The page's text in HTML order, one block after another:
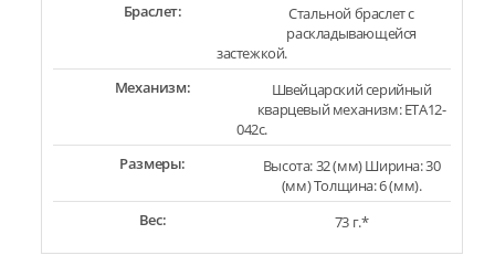
Браслет:
Стальной браслет с
раскладывающейся
застежкой.
Механизм:
Швейцарский серийный
кварцевый механизм: ETA12-
042c.
Размеры:
Высота: 32 (мм) Ширина: 30
(мм) Толщина: 6 (мм).
Вес:
73 г.*